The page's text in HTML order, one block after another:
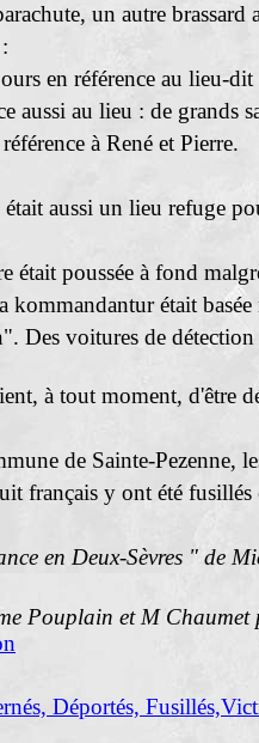
, un autre
en référence au lieu-
aussi au lieu : de grands
à René et Pierre.
aussi un lieu refuge
était poussée à fond
kommandantur était
Des voitures de
à tout moment, d'être
de Sainte-Pezenne,
français y ont été
en Deux-Sèvres " de
Pouplain et M
Déportés,